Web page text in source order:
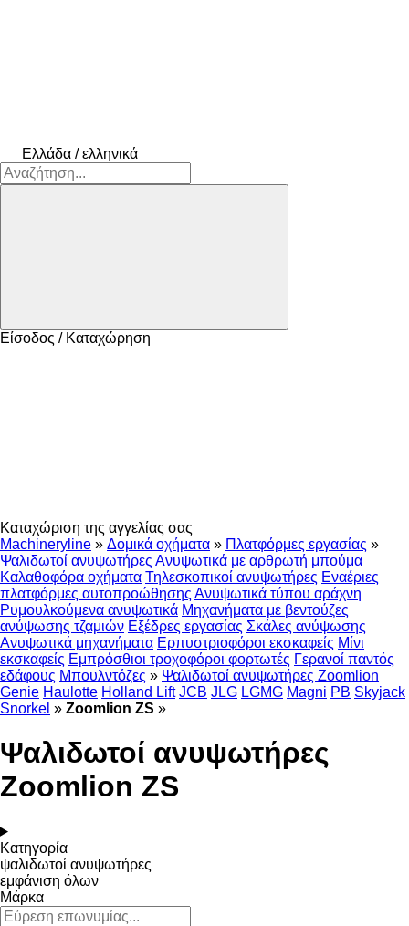
Ελλάδα / ελληνικά
Είσοδος / Καταχώρηση
Καταχώριση της αγγελίας σας
Machineryline » Δομικά οχήματα » Πλατφόρμες εργασίας »
Ψαλιδωτοί ανυψωτήρες Ανυψωτικά με αρθρωτή μπούμα
Καλαθοφόρα οχήματα Τηλεσκοπικοί ανυψωτήρες Εναέριες
πλατφόρμες αυτοπροώθησης Ανυψωτικά τύπου αράχνη
Ρυμουλκούμενα ανυψωτικά Μηχανήματα με βεντούζες
ανύψωσης τζαμιών Εξέδρες εργασίας Σκάλες ανύψωσης
Ανυψωτικά μηχανήματα Ερπυστριοφόροι εκσκαφείς Μίνι
εκσκαφείς Εμπρόσθιοι τροχοφόροι φορτωτές Γερανοί παντός
εδάφους Μπουλντόζες » Ψαλιδωτοί ανυψωτήρες Zoomlion
Genie Haulotte Holland Lift JCB JLG LGMG Magni PB Skyjack
Snorkel » Zoomlion ZS »
Ψαλιδωτοί ανυψωτήρες
Zoomlion ZS
Κατηγορία
ψαλιδωτοί ανυψωτήρες
εμφάνιση όλων
Μάρκα